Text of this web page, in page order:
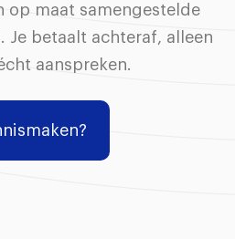
op maat samengestelde
Je betaalt achteraf, alleen
aanspreken.